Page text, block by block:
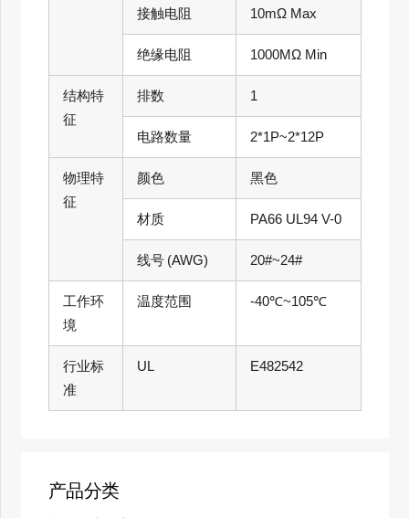
接触电阻 10mΩ Max
绝缘电阻 1000MΩ Min
结构特
征
排数 1
电路数量 2*1P~2*12P
物理特
征
颜色 黑色
材质 PA66 UL94 V-0
线号 (AWG) 20#~24#
工作环
境
温度范围 -40℃~105℃
行业标
准
UL E482542
产品分类